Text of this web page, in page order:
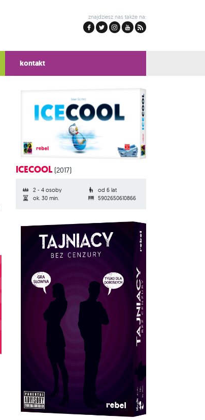
znajdziesz nas także na:
kontakt
ICECOOL (2017)
2 - 4 osoby
od 6 lat
ok. 30 min.
5902650610866